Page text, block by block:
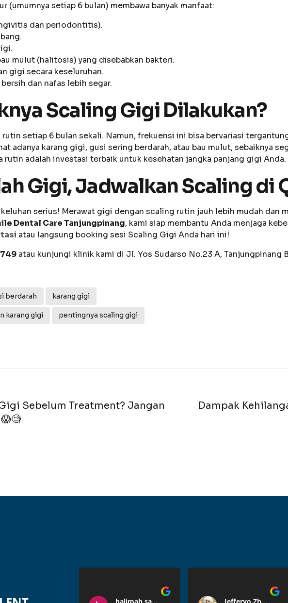
(umumnya setiap 6 bulan) membawa banyak manfaat:
dan periodontitis).
mulut (halitosis) yang disebabkan bakteri.
gigi secara keseluruhan.
dan nafas lebih segar.
Scaling Gigi Dilakukan?
setiap 6 bulan sekali. Namun, frekuensi ini bisa bervariasi
adanya karang gigi, gusi sering berdarah, atau bau mulut, sebaiknya
rutin adalah investasi terbaik untuk kesehatan jangka panjang gigi Anda.
Gigi, Jadwalkan Scaling di
serius! Merawat gigi dengan scaling rutin jauh lebih mudah dan
Dental Care Tanjungpinang, kami siap membantu Anda menjaga
atau langsung booking sesi Scaling Gigi Anda hari ini!
atau kunjungi klinik kami di Jl. Yos Sudarso No.23 A, Tanjungpinang
berdarah karang gigi
karang gigi pentingnya scaling gigi
Sebelum Treatment? Jangan
Dampak